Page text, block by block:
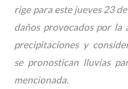
rige para este jueves 23
daños provocados por la
precipitaciones y
se pronostican lluvias
mencionada.